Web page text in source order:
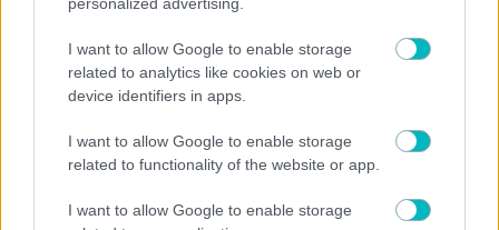
I want to allow Google to enable storage
related to analytics like cookies on web or
device identifiers in apps.
I want to allow Google to enable storage
related to functionality of the website or app.
I want to allow Google to enable storage
10/08/2026 | 19:28:36
Αυτοί που θα κάνουν τη δουλειά
10/08/2026 | 19:10:34
Γ΄ ΕΘΝΙΚΗ